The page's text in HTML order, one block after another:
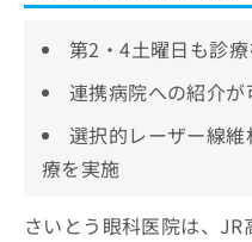
第2・4土曜日も診
連携病院への紹介が
選択的レーザー線
療を実施
さいとう眼科医院は、